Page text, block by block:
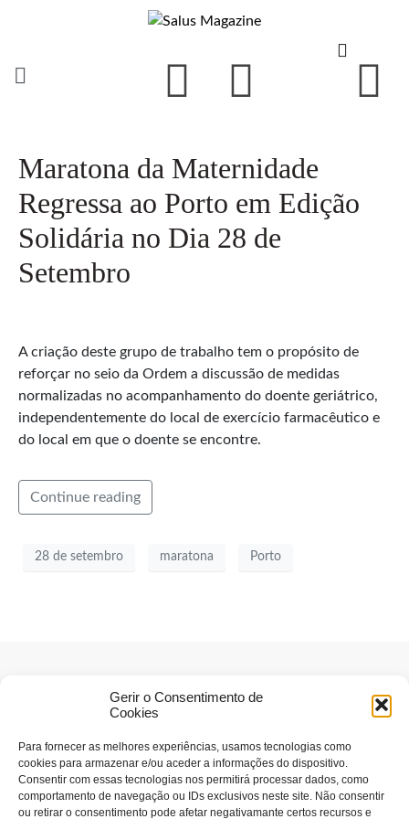
Gerir o Consentimento de
Cookies
Para fornecer as melhores experiências, usamos tecnologias como
cookies para armazenar e/ou aceder a informações do dispositivo.
Consentir com essas tecnologias nos permitirá processar dados, como
comportamento de navegação ou IDs exclusivos neste site. Não consentir
ou retirar o consentimento pode afetar negativamante certos recursos e
Maratona da Maternidade
Regressa ao Porto em Edição
Solidária no Dia 28 de
Setembro
A criação deste grupo de trabalho tem o propósito de
reforçar no seio da Ordem a discussão de medidas
normalizadas no acompanhamento do doente geriátrico,
independentemente do local de exercício farmacêutico e
do local em que o doente se encontre.
Continue reading
28 de setembro maratona Porto